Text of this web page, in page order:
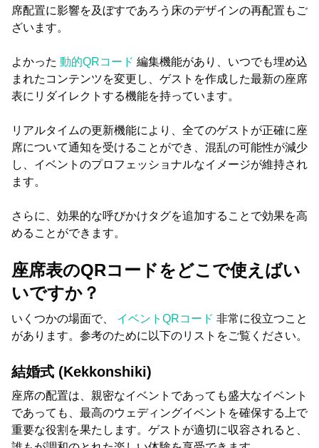
席配置に影響を及ぼすであろう床のデザインの再配置もご
ざいます。
よかった 動的QRコード 編集機能があり、いつでも埋め込
まれたコンテンツを変更し、ゲストを作成した最新の座席
表にリダイレクトする機能を持っています。
リアルタイムの更新機能により、全てのゲストが正確に座
席について通知を受けることができ、混乱の可能性が減少
し、イベントのプロフェッショナルなイメージが維持され
ます。
さらに、効果的な呼びかけタグを追加することで効果を高
めることができます。
座席表のQRコードをどこで使えばい
いですか？
いくつかの場面で、 イベントQRコード 非常に役立つこと
があります。参考のために以下のリストをご覧ください。
結婚式 (Kekkonshiki)
座席の配置は、親密なイベントであっても盛大なイベント
であっても、最高のウェディングイベントを確保する上で
重要な役割を果たします。ゲストが適切に収容されると、